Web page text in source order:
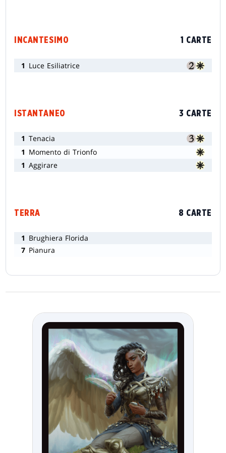
INCANTESIMO 1 CARTE
1 Luce Esiliatrice
ISTANTANEO 3 CARTE
1 Tenacia
1 Momento di Trionfo
1 Aggirare
TERRA 8 CARTE
1 Brughiera Florida
7 Pianura